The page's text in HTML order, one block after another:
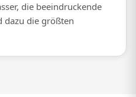
die beeindruckende
dazu die größten